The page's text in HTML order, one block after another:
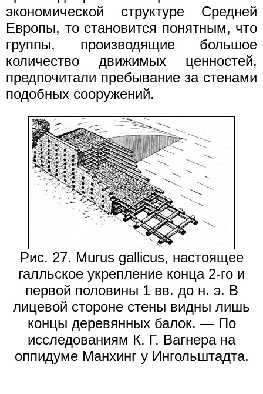
экономической структуре Средней
Европы, то становится понятным, что
группы, производящие большое
количество движимых ценностей,
предпочитали пребывание за стенами
подобных сооружений.
Рис. 27. Murus gallicus, настоящее
галльское укрепление конца 2-го и
первой половины 1 вв. до н. э. В
лицевой стороне стены видны лишь
концы деревянных балок. — По
исследованиям К. Г. Вагнера на
оппидуме Манхинг у Ингольштадта.